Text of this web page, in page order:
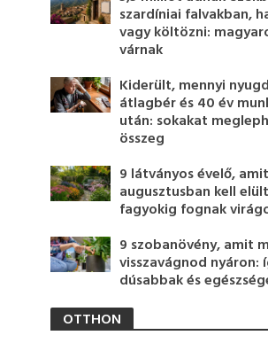
szardíniai falvakban,
vagy költözni:
várnak
Kiderült, mennyi
átlagbér és 40 év
után: sokakat
összeg
9 látványos évelő, amit
augusztusban kell
fagyokig fognak
9 szobanövény, amit
visszavágnod nyáron:
dúsabbak és
OTTHON